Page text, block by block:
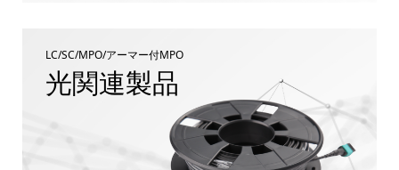
LC/SC/MPO/アーマー付MPO
光関連製品